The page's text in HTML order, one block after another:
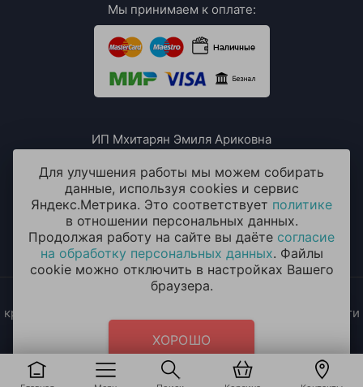
Мы принимаем к оплате:
ИП Мхитарян Эмиля Ариковна
ИНН: 771385063807
ОГРН / ОГРНИП: 319508100076230
2014 - 2026 © «ОКЕАН ШАРОВ» Воздушные шары с
круглосуточной доставкой в Москве и Московской области
Политика конфиденциальности
согласие на обработку
персональных данных
Для улучшения работы мы можем собирать
данные, используя cookies и сервис
Яндекс.Метрика. Это соответствует политике
в отношении персональных данных.
Продолжая работу на сайте вы даёте согласие
на обработку персональных данных. Файлы
cookie можно отключить в настройках Вашего
браузера.
ХОРОШО